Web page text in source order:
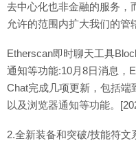
去中心化也非金融的服务，
允许的范围内扩大我们的管
Etherscan即时聊天工具
通知等功能:10月8日消息，
Chat完成几项更新，包括
以及浏览器通知等功能。
2.全新装备和突破/技能符文